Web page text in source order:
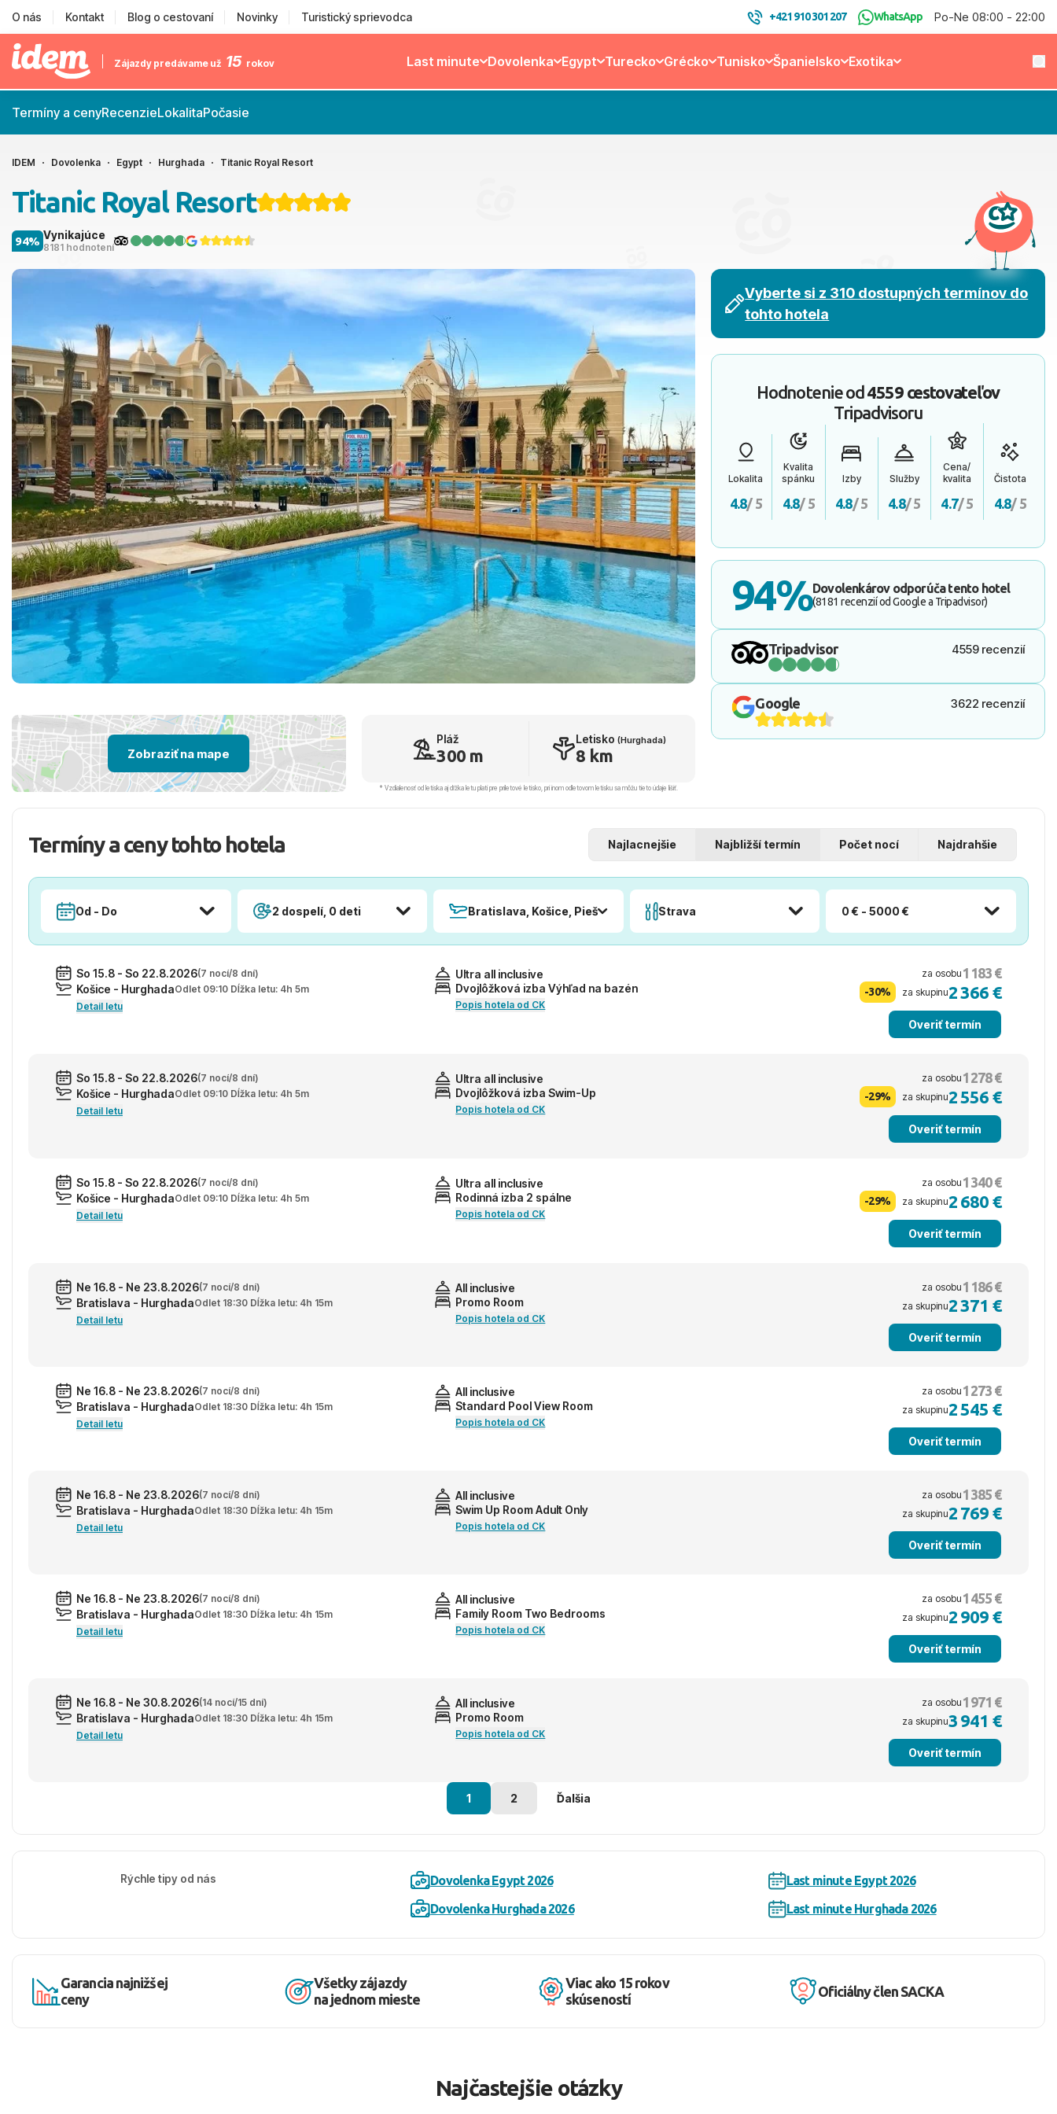
O nás Kontakt Blog o cestovaní Novinky Turistický sprievodca +421 910 301 207 WhatsApp Po-Ne 08:00 - 22:00
Zájazdy predávame už 15 rokov Last minute Dovolenka Egypt Turecko Grécko Tunisko Španielsko Exotika
Termíny a cenyRecenzieLokalitaPočasie
IDEM Dovolenka Egypt Hurghada Titanic Royal Resort
Titanic Royal Resort
Vynikajúce
8181 hodnotení
94%
Vyberte si z 310 dostupných termínov do
tohto hotela
Hodnotenie od4559 cestovateľov
Tripadvisoru
Lokalita
4.8/ 5
Kvalita
spánku
4.8/ 5
Izby
4.8/ 5
Služby
4.8/ 5
Cena/
kvalita
4.7/ 5
Čistota
4.8/ 5
94%Dovolenkárov odporúča tento hotel
(8181 recenzií od Google a Tripadvisor)
Tripadvisor 4559 recenzií
Google 3622 recenzií
Zobraziť na mape
Pláž
300 m
Letisko(Hurghada)
8 km
* Vzdialenosť od letiska aj dľžka letu platí pre príletové letisko, pri inom odletovom letisku sa môžu tieto údaje líšiť.
Termíny a ceny tohto hotela Najlacnejšie Najbližší termín Počet nocí Najdrahšie
Od - Do 2 dospelí, 0 deti Bratislava, Košice, Piešťany, PopradStrava 0 € - 5000 €
So 15.8 - So 22.8.2026(7 nocí/8 dní)
Košice - HurghadaOdlet 09:10 Dĺžka letu: 4h 5m
Detail letu
Ultra all inclusive
Dvojlôžková izba Výhľad na bazén
Popis hotela od CK
za osobu 1 183 €
-30% za skupinu2 366 €
Overiť termín
So 15.8 - So 22.8.2026(7 nocí/8 dní)
Košice - HurghadaOdlet 09:10 Dĺžka letu: 4h 5m
Detail letu
Ultra all inclusive
Dvojlôžková izba Swim-Up
Popis hotela od CK
za osobu 1 278 €
-29% za skupinu2 556 €
Overiť termín
So 15.8 - So 22.8.2026(7 nocí/8 dní)
Košice - HurghadaOdlet 09:10 Dĺžka letu: 4h 5m
Detail letu
Ultra all inclusive
Rodinná izba 2 spálne
Popis hotela od CK
za osobu 1 340 €
-29% za skupinu2 680 €
Overiť termín
Ne 16.8 - Ne 23.8.2026(7 nocí/8 dní)
Bratislava - HurghadaOdlet 18:30 Dĺžka letu: 4h 15m
Detail letu
All inclusive
Promo Room
Popis hotela od CK
za osobu 1 186 €
za skupinu2 371 €
Overiť termín
Ne 16.8 - Ne 23.8.2026(7 nocí/8 dní)
Bratislava - HurghadaOdlet 18:30 Dĺžka letu: 4h 15m
Detail letu
All inclusive
Standard Pool View Room
Popis hotela od CK
za osobu 1 273 €
za skupinu2 545 €
Overiť termín
Ne 16.8 - Ne 23.8.2026(7 nocí/8 dní)
Bratislava - HurghadaOdlet 18:30 Dĺžka letu: 4h 15m
Detail letu
All inclusive
Swim Up Room Adult Only
Popis hotela od CK
za osobu 1 385 €
za skupinu2 769 €
Overiť termín
Ne 16.8 - Ne 23.8.2026(7 nocí/8 dní)
Bratislava - HurghadaOdlet 18:30 Dĺžka letu: 4h 15m
Detail letu
All inclusive
Family Room Two Bedrooms
Popis hotela od CK
za osobu 1 455 €
za skupinu2 909 €
Overiť termín
Ne 16.8 - Ne 30.8.2026(14 nocí/15 dní)
Bratislava - HurghadaOdlet 18:30 Dĺžka letu: 4h 15m
Detail letu
All inclusive
Promo Room
Popis hotela od CK
za osobu 1 971 €
za skupinu3 941 €
Overiť termín
1 2 Ďalšia
Rýchle tipy od nás Dovolenka Egypt 2026
Last minute Egypt 2026
Dovolenka Hurghada 2026
Last minute Hurghada 2026
Garancia najnižšej
ceny
Všetky zájazdy
na jednom mieste
Viac ako 15 rokov
skúseností
Oficiálny člen SACKA
Najčastejšie otázky